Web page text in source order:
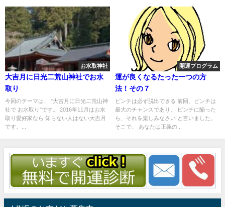
お水取神社
大吉月に日光二荒山神社でお水
取り
今回のテーマは、 "大吉月に日光二荒山神
社で お水取り"です。 2016年11月はお水
取り愛好家なら 知らない人はない大吉月
です。...
開運プログラム
運が良くなるたった一つの方
法！その７
ピンチは必ず脱出できる 前回、ピンチは
最大のチャンスであり、 ピンチに陥った
ら、それを楽しみなさい と言いました。
そこで、 あなたは正義の...